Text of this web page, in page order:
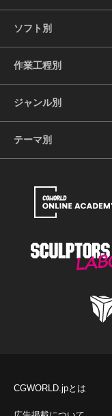
ソフト別
作業工程別
ジャンル別
テーマ別
CGWORLD.jpとは